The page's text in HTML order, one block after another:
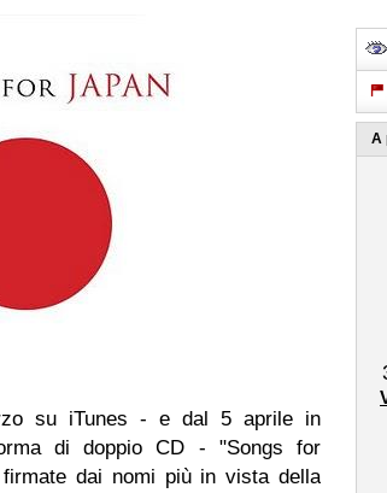
su iTunes - e dal 5 aprile in
di doppio CD - "Songs for
dai nomi più in vista della
A